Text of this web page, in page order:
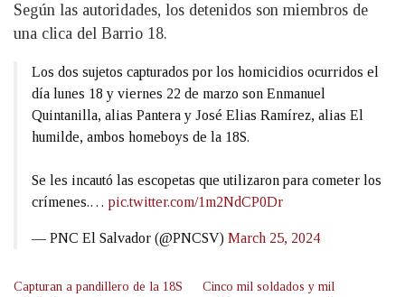
Según las autoridades, los detenidos son miembros de
una clica del Barrio 18.
Los dos sujetos capturados por los homicidios ocurridos el
día lunes 18 y viernes 22 de marzo son Enmanuel
Quintanilla, alias Pantera y José Elias Ramírez, alias El
humilde, ambos homeboys de la 18S.
Se les incautó las escopetas que utilizaron para cometer los
crímenes.… pic.twitter.com/1m2NdCP0Dr
— PNC El Salvador (@PNCSV) March 25, 2024
Capturan a pandillero de la 18S
Cinco mil soldados y mil